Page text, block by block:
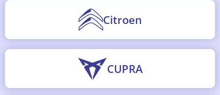
Citroen
CUPRA